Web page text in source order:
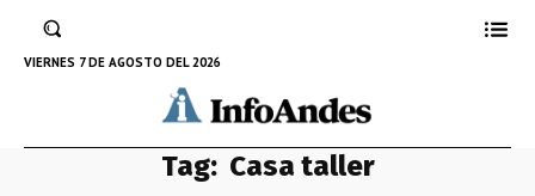
VIERNES 7 DE AGOSTO DEL 2026
Tag: Casa taller